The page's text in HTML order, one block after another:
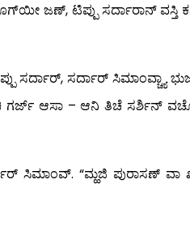
ಜಣ್, ಟಿಪ್ಪು ಸರ್ದಾರಾನ್ ವಸ್ತಿ
ಸರ್ದಾರ್, ಸರ್ದಾರ್ ಸಿಮಾಂವ್ಚ್ಯಾ
ಆಸಾ – ಆನಿ ತಿಚೆ ಸರ್ಶಿನ್
ಸಿಮಾಂವ್. “ಮ್ಹಜಿ ಪುರಾಸಣ್ ವಾ